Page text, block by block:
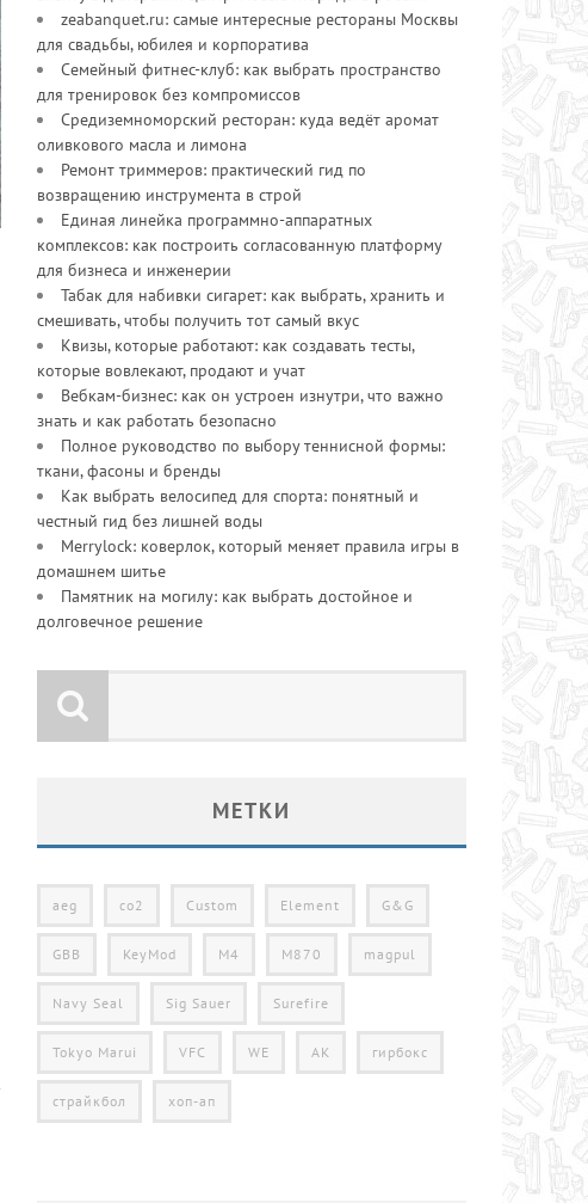
zeabanquet.ru: самые интересные рестораны Москвы
для свадьбы, юбилея и корпоратива
Семейный фитнес-клуб: как выбрать пространство
для тренировок без компромиссов
Средиземноморский ресторан: куда ведёт аромат
оливкового масла и лимона
Ремонт триммеров: практический гид по
возвращению инструмента в строй
Единая линейка программно-аппаратных
комплексов: как построить согласованную платформу
для бизнеса и инженерии
Табак для набивки сигарет: как выбрать, хранить и
смешивать, чтобы получить тот самый вкус
Квизы, которые работают: как создавать тесты,
которые вовлекают, продают и учат
Вебкам-бизнес: как он устроен изнутри, что важно
знать и как работать безопасно
Полное руководство по выбору теннисной формы:
ткани, фасоны и бренды
Как выбрать велосипед для спорта: понятный и
честный гид без лишней воды
Merrylock: коверлок, который меняет правила игры в
домашнем шитье
Памятник на могилу: как выбрать достойное и
долговечное решение
МЕТКИ
aeg co2 Custom Element G&G
GBB KeyMod M4 M870 magpul
Navy Seal Sig Sauer Surefire
Tokyo Marui VFC WE АК гирбокс
страйкбол хоп-ап